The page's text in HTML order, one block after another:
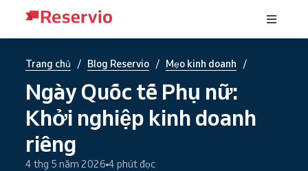
Trang chủ / Blog Reservio / Mẹo kinh doanh /
Ngày Quốc tế Phụ nữ:
Khởi nghiệp kinh doanh
riêng
4 thg 5 năm 2026 4 phút đọc